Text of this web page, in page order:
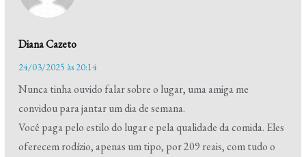
Diana Cazeto
24/03/2025 às 20:14
Nunca tinha ouvido falar sobre o lugar, uma amiga me
convidou para jantar um dia de semana.
Você paga pelo estilo do lugar e pela qualidade da comida. Eles
oferecem rodízio, apenas um tipo, por 209 reais, com tudo o